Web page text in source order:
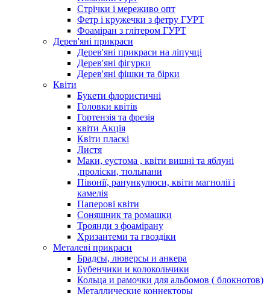
Стрічки і мереживо опт
Фетр і кружечки з фетру ГУРТ
Фоаміран з глітером ГУРТ
Дерев'яні прикраси
Дерев'яні прикраси на ліпучці
Дерев'яні фігурки
Дерев'яні фішки та бірки
Квіти
Букети флористичні
Головки квітів
Гортензія та фрезія
квіти Акція
Квіти пласкі
Листя
Маки, еустома , квіти вишні та яблуні
,проліски, тюльпани
Півонії, ранункулюси, квіти магнолії і
камелія
Паперові квіти
Соняшник та ромашки
Троянди з фоамірану
Хризантеми та гвоздіки
Металеві прикраси
Брадсы, люверсы и анкера
Бубенчики и колокольчики
Кольца и рамочки для альбомов ( блокнотов)
Металлические коннекторы